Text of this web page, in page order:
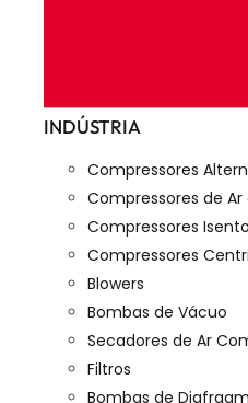
INDÚSTRIA
Compressores
Compressores de
Compressores
Compressores
Blowers
Bombas de Vácuo
Secadores de Ar
Filtros
Bombas de